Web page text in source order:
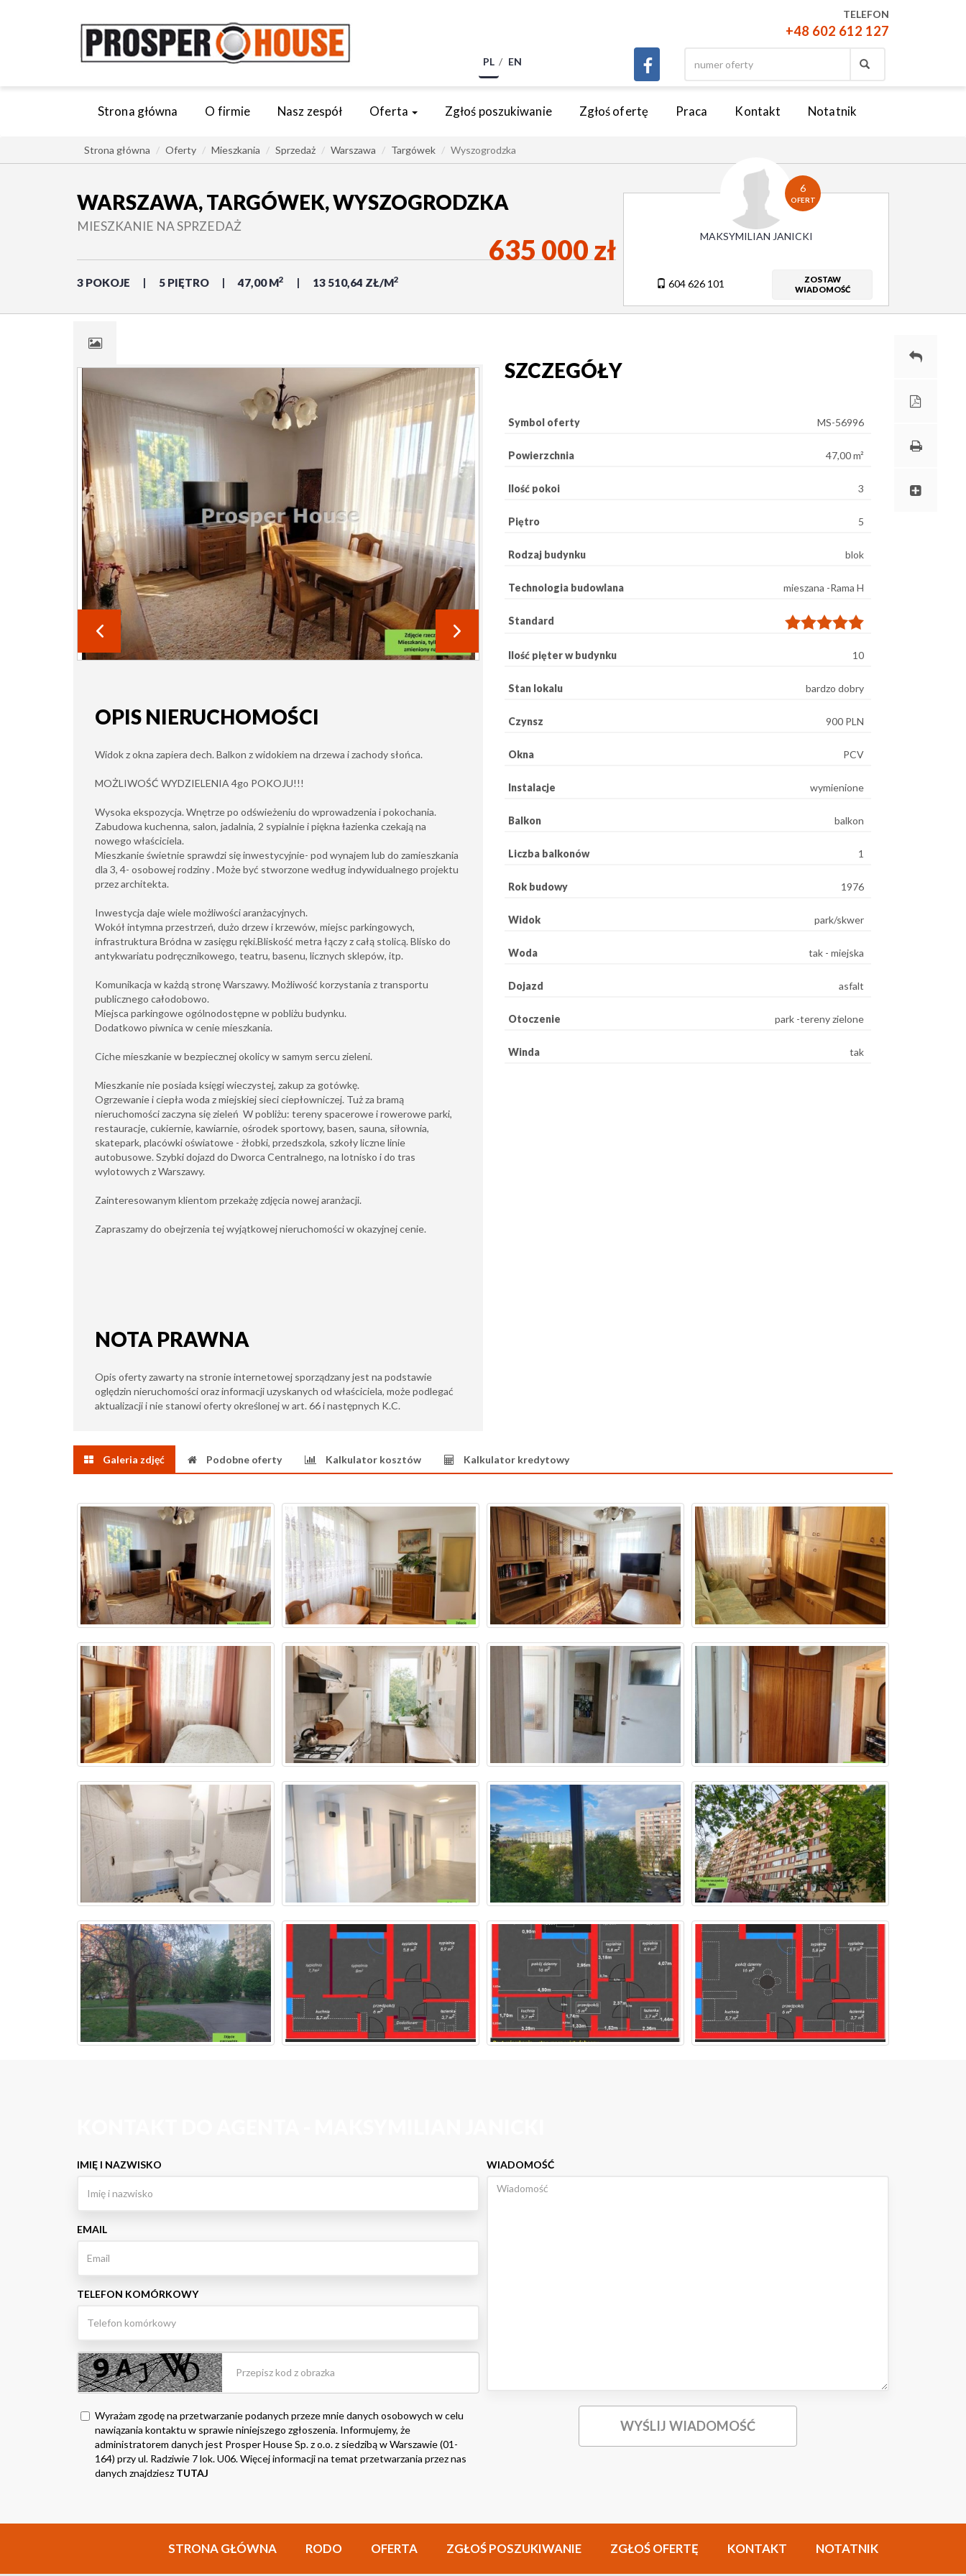
TELEFON
+48 602 612 127
PL EN
Strona główna O firmie Nasz zespół Oferta Zgłoś poszukiwanie Zgłoś ofertę Praca Kontakt Notatnik
Strona główna Oferty Mieszkania Sprzedaż Warszawa Targówek Wyszogrodzka
WARSZAWA, TARGÓWEK, WYSZOGRODZKA
MIESZKANIE NA SPRZEDAŻ
3 POKOJE 5 PIĘTRO 47,00 M2 13 510,64 ZŁ/M2
635 000 zł
6
OFERT
MAKSYMILIAN JANICKI
604 626 101
ZOSTAW
WIADOMOŚĆ
OPIS NIERUCHOMOŚCI
Widok z okna zapiera dech. Balkon z widokiem na drzewa i zachody słońca.
MOŻLIWOŚĆ WYDZIELENIA 4go POKOJU!!!
Wysoka ekspozycja. Wnętrze po odświeżeniu do wprowadzenia i pokochania.
Zabudowa kuchenna, salon, jadalnia, 2 sypialnie i piękna łazienka czekają na
nowego właściciela.
Mieszkanie świetnie sprawdzi się inwestycyjnie- pod wynajem lub do zamieszkania
dla 3, 4- osobowej rodziny . Może być stworzone według indywidualnego projektu
przez architekta.
Inwestycja daje wiele możliwości aranżacyjnych.
Wokół intymna przestrzeń, dużo drzew i krzewów, miejsc parkingowych,
infrastruktura Bródna w zasięgu ręki.Bliskość metra łączy z całą stolicą. Blisko do
antykwariatu podręcznikowego, teatru, basenu, licznych sklepów, itp.
Komunikacja w każdą stronę Warszawy. Możliwość korzystania z transportu
publicznego całodobowo.
Miejsca parkingowe ogólnodostępne w pobliżu budynku.
Dodatkowo piwnica w cenie mieszkania.
Ciche mieszkanie w bezpiecznej okolicy w samym sercu zieleni.
Mieszkanie nie posiada księgi wieczystej, zakup za gotówkę.
Ogrzewanie i ciepła woda z miejskiej sieci ciepłowniczej. Tuż za bramą
nieruchomości zaczyna się zieleń W pobliżu: tereny spacerowe i rowerowe parki,
restauracje, cukiernie, kawiarnie, ośrodek sportowy, basen, sauna, siłownia,
skatepark, placówki oświatowe - żłobki, przedszkola, szkoły liczne linie
autobusowe. Szybki dojazd do Dworca Centralnego, na lotnisko i do tras
wylotowych z Warszawy.
Zainteresowanym klientom przekażę zdjęcia nowej aranżacji.
Zapraszamy do obejrzenia tej wyjątkowej nieruchomości w okazyjnej cenie.
NOTA PRAWNA
Opis oferty zawarty na stronie internetowej sporządzany jest na podstawie
oględzin nieruchomości oraz informacji uzyskanych od właściciela, może podlegać
aktualizacji i nie stanowi oferty określonej w art. 66 i następnych K.C.
SZCZEGÓŁY
Symbol oferty MS-56996
Powierzchnia 47,00 m²
Ilość pokoi 3
Piętro 5
Rodzaj budynku blok
Technologia budowlana mieszana -Rama H
Standard
Ilość pięter w budynku 10
Stan lokalu bardzo dobry
Czynsz 900 PLN
Okna PCV
Instalacje wymienione
Balkon balkon
Liczba balkonów 1
Rok budowy 1976
Widok park/skwer
Woda tak - miejska
Dojazd asfalt
Otoczenie park -tereny zielone
Winda tak
Galeria zdjęć Podobne oferty Kalkulator kosztów Kalkulator kredytowy
IMIĘ I NAZWISKO
EMAIL
TELEFON KOMÓRKOWY
Wyrażam zgodę na przetwarzanie podanych przeze mnie danych osobowych w celu
nawiązania kontaktu w sprawie niniejszego zgłoszenia. Informujemy, że
administratorem danych jest Prosper House Sp. z o.o. z siedzibą w Warszawie (01-
164) przy ul. Radziwie 7 lok. U06. Więcej informacji na temat przetwarzania przez nas
danych znajdziesz TUTAJ
WIADOMOŚĆ
STRONA GŁÓWNA RODO OFERTA ZGŁOŚ POSZUKIWANIE ZGŁOŚ OFERTĘ KONTAKT NOTATNIK